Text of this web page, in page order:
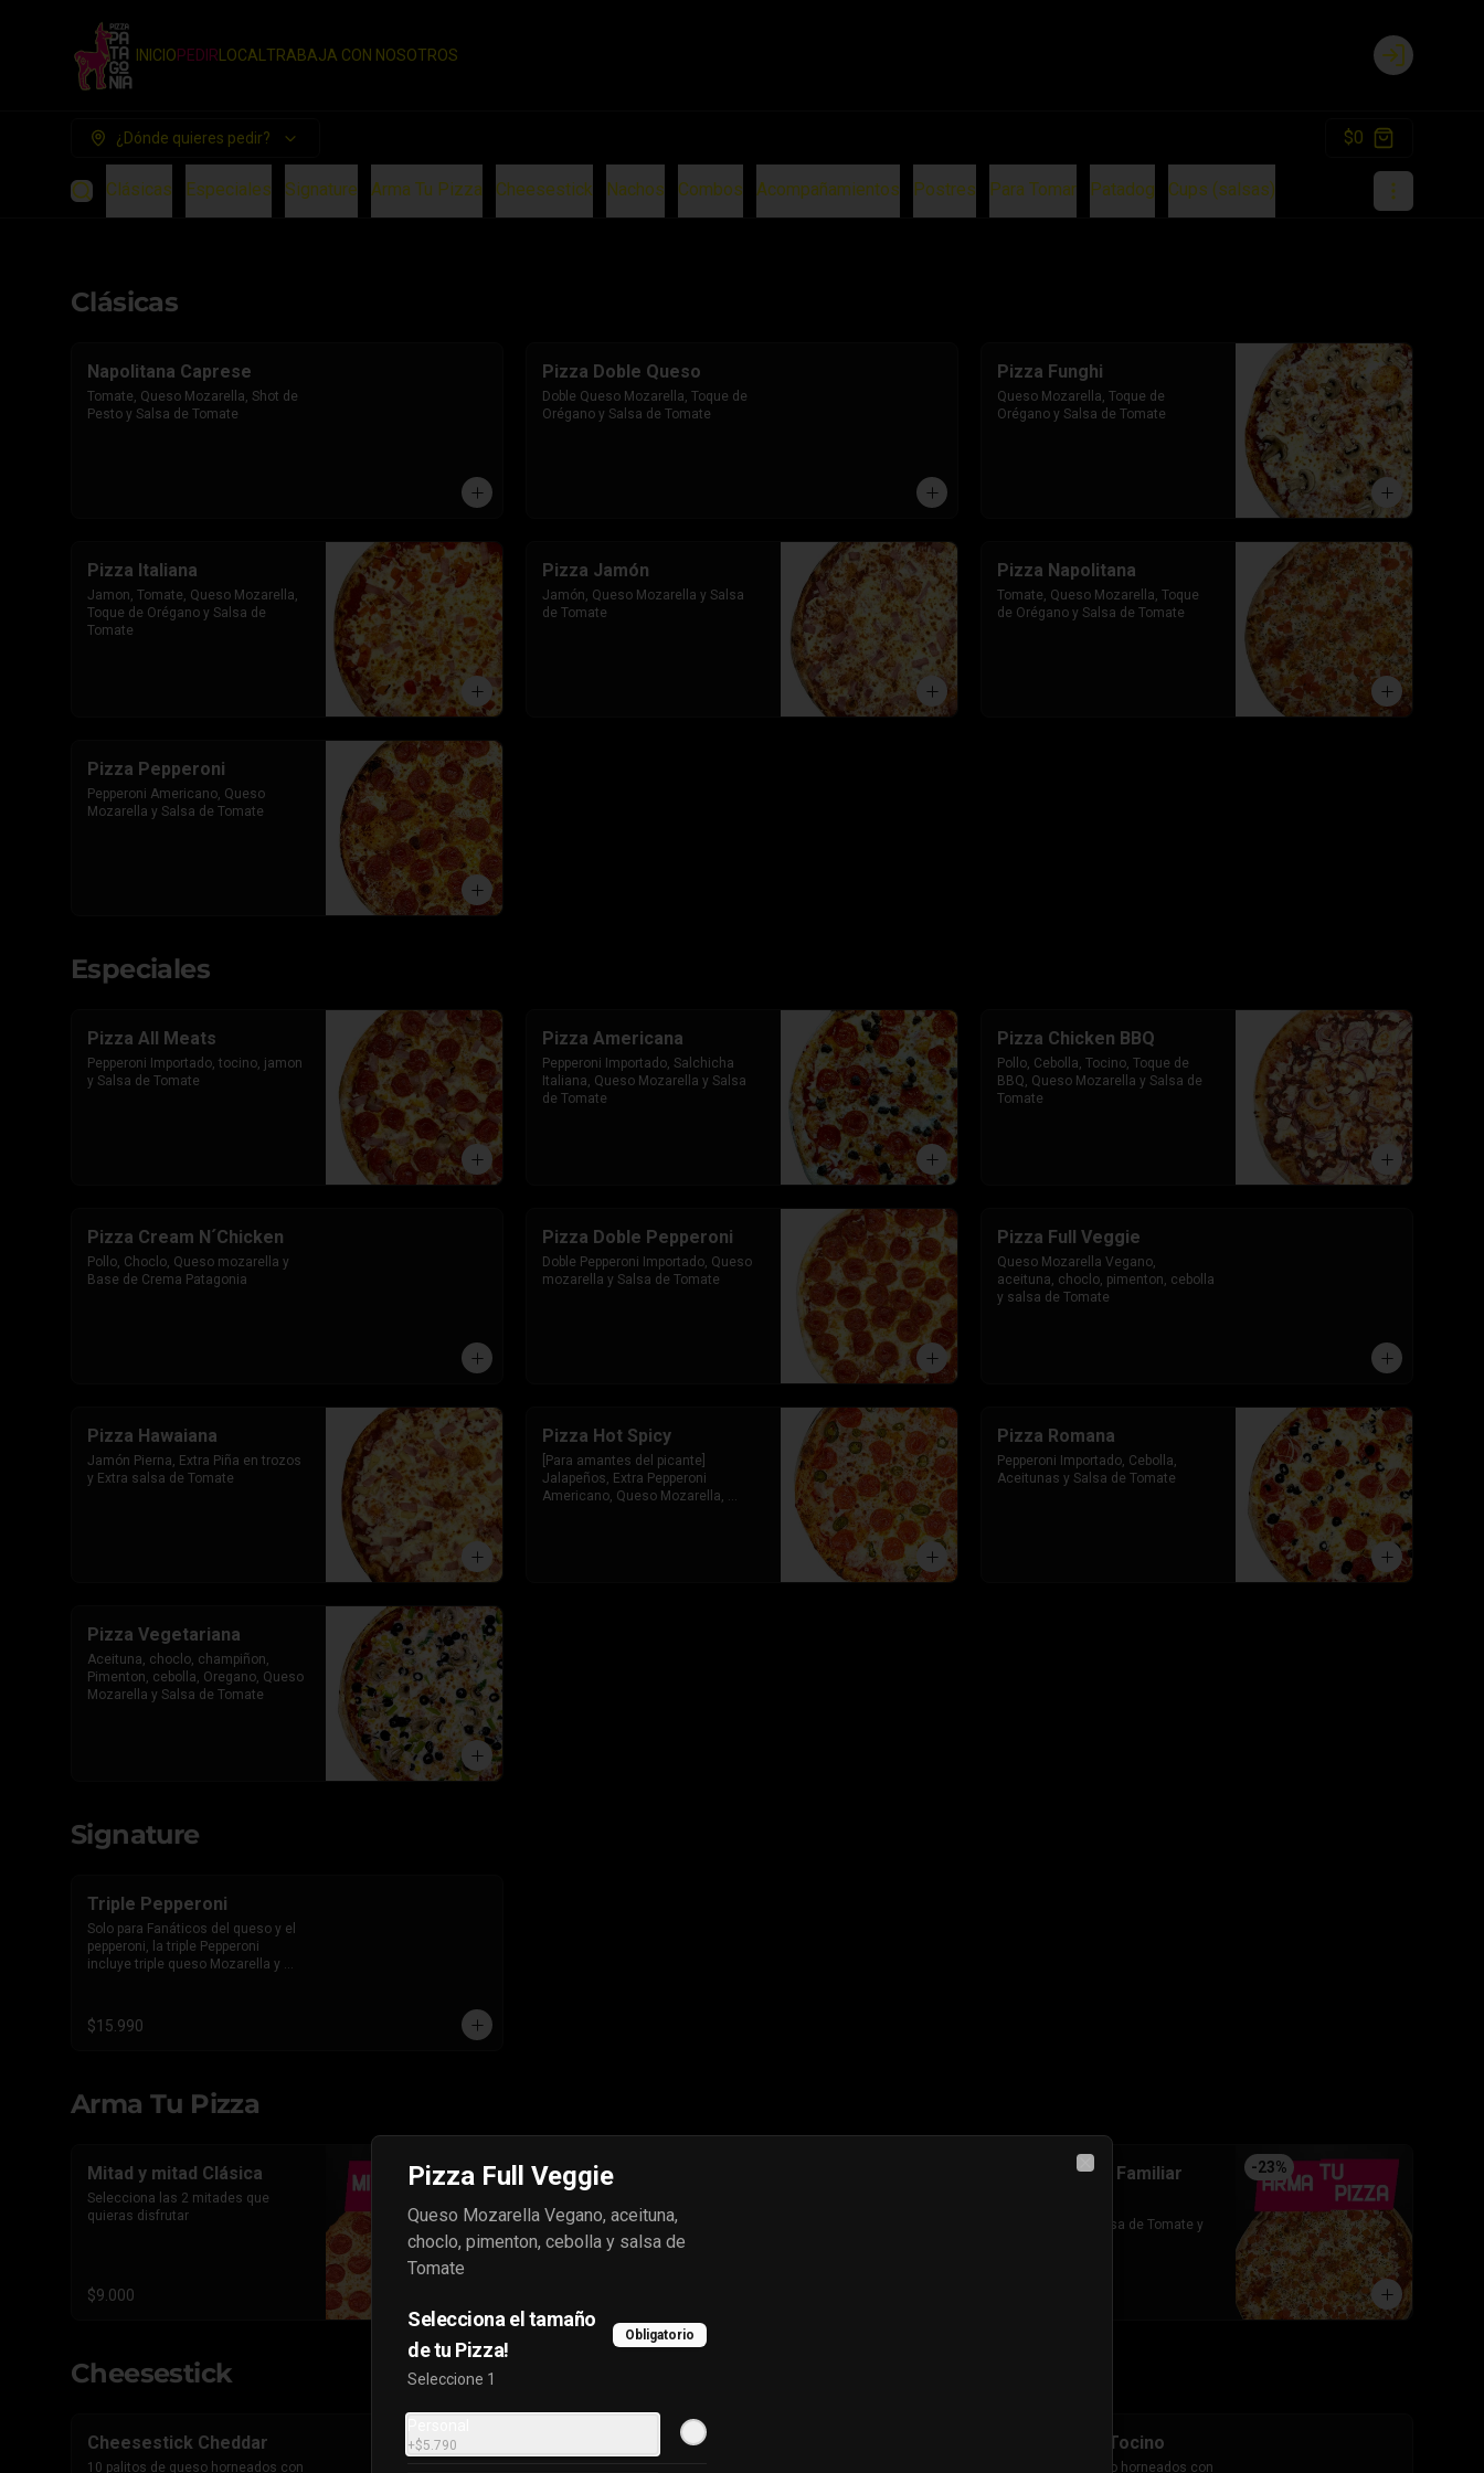
INICIOPEDIR LOCAL TRABAJA CON NOSOTROS
Login
¿Dónde quieres pedir? $0
Clásicas Especiales Signature Arma Tu Pizza Cheesestick Nachos Combos Acompañamientos Postres Para Tomar Patadog Cups (salsas)
Clásicas
Napolitana Caprese
Tomate, Queso Mozarella, Shot de
Pesto y Salsa de Tomate
Pizza Doble Queso
Doble Queso Mozarella, Toque de
Orégano y Salsa de Tomate
Pizza Funghi
Queso Mozarella, Toque de
Orégano y Salsa de Tomate
Pizza Italiana
Jamon, Tomate, Queso Mozarella,
Toque de Orégano y Salsa de
Tomate
Pizza Jamón
Jamón, Queso Mozarella y Salsa
de Tomate
Pizza Napolitana
Tomate, Queso Mozarella, Toque
de Orégano y Salsa de Tomate
Pizza Pepperoni
Pepperoni Americano, Queso
Mozarella y Salsa de Tomate
Especiales
Pizza All Meats
Pepperoni Importado, tocino, jamon
y Salsa de Tomate
Pizza Americana
Pepperoni Importado, Salchicha
Italiana, Queso Mozarella y Salsa
de Tomate
Pizza Chicken BBQ
Pollo, Cebolla, Tocino, Toque de
BBQ, Queso Mozarella y Salsa de
Tomate
Pizza Cream N´Chicken
Pollo, Choclo, Queso mozarella y
Base de Crema Patagonia
Pizza Doble Pepperoni
Doble Pepperoni Importado, Queso
mozarella y Salsa de Tomate
Pizza Full Veggie
Queso Mozarella Vegano,
aceituna, choclo, pimenton, cebolla
y salsa de Tomate
Pizza Hawaiana
Jamón Pierna, Extra Piña en trozos
y Extra salsa de Tomate
Pizza Hot Spicy
[Para amantes del picante]
Jalapeños, Extra Pepperoni
Americano, Queso Mozarella,
Pizza Romana
Pepperoni Importado, Cebolla,
Aceitunas y Salsa de Tomate
Pizza Vegetariana
Aceituna, choclo, champiñon,
Pimenton, cebolla, Oregano, Queso
Mozarella y Salsa de Tomate
Signature
Triple Pepperoni
Solo para Fanáticos del queso y el
pepperoni, la triple Pepperoni
incluye triple queso Mozarella y
$15.990
Arma Tu Pizza
Mitad y mitad Clásica
Selecciona las 2 mitades que
quieras disfrutar
$9.000
Mitad y Mitad Especial -23%
Arma tu pizza Familiar
Base de pizza: Salsa de Tomate y
Cheesestick
Cheesestick Cheddar
10 palitos de queso horneados con
Cheesestick Focaccia Cheesestick Tocino
10 palitos de queso horneados con
Pizza Full Veggie
Queso Mozarella Vegano, aceituna,
choclo, pimenton, cebolla y salsa de
Tomate
Selecciona el tamaño
de tu Pizza!
Obligatorio
Seleccione 1
+$5.790
Close